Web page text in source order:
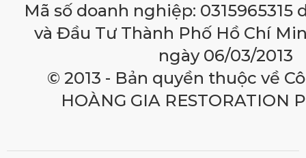
Mã số doanh nghiệp: 0315965315
và Đầu Tư Thành Phố Hồ Chí
ngày 06/03/2013
© 2013 - Bản quyền thuộc về
HOÀNG GIA RESTORATION